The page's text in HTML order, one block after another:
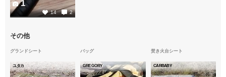
14 2
1
その他
グランドシート
ユタカ
バッグ
GREGORY
焚き火台シート
CARBABY